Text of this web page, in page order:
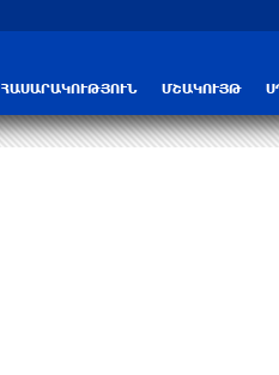
ՀԱՍԱՐԱԿՈՒԹՅՈՒՆ ՄՇԱԿՈՒՅԹ